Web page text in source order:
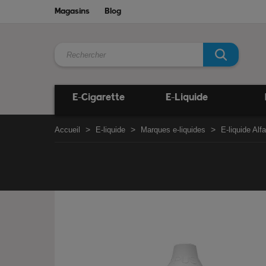
Magasins Blog
E-Cigarette E-Liquide
Accueil E-liquide Marques e-liquides E-liquide